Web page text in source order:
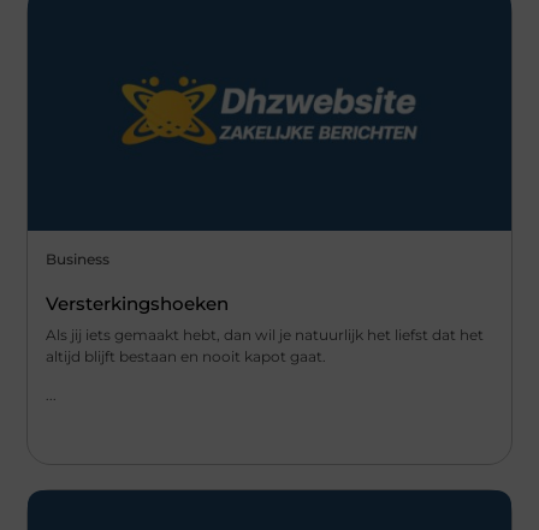
Business
Versterkingshoeken
Als jij iets gemaakt hebt, dan wil je natuurlijk het liefst dat het
altijd blijft bestaan en nooit kapot gaat.
...